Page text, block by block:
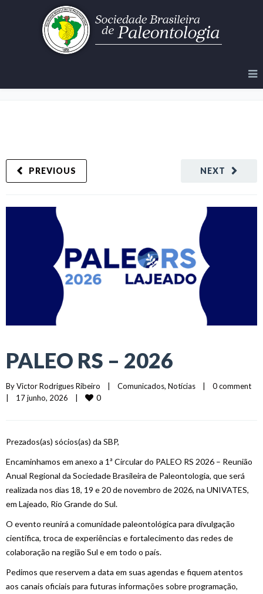
NEXT
PREVIOUS
PALEO RS – 2026
By Victor Rodrigues Ribeiro | Comunicados, Notícias |
0 comment
|
17 junho, 2026 | 0
Prezados(as) sócios(as) da SBP,
Encaminhamos em anexo a 1ª Circular do PALEO RS 2026 – Reunião
Anual Regional da Sociedade Brasileira de Paleontologia, que será
realizada nos dias 18, 19 e 20 de novembro de 2026, na UNIVATES,
em Lajeado, Rio Grande do Sul.
O evento reunirá a comunidade paleontológica para divulgação
científica, troca de experiências e fortalecimento das redes de
colaboração na região Sul e em todo o país.
Pedimos que reservem a data em suas agendas e fiquem atentos
aos canais oficiais para futuras informações sobre programação,